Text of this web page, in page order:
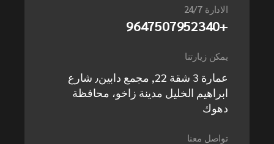
الادارة 24/7
+9647507952340
يمكن زيارتنا
عمارة 3 شقة 22, مجمع دابين٫ شارع
ابراهيم الخليل مدينة زاخو، محافظة
دهوك
تواصل معنا